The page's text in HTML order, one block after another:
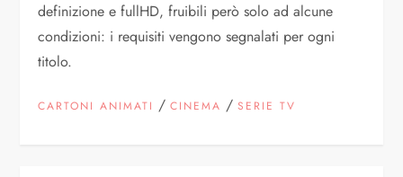
definizione e fullHD, fruibili però solo ad alcune
condizioni: i requisiti vengono segnalati per ogni
titolo.
CARTONI ANIMATI /CINEMA /SERIE TV